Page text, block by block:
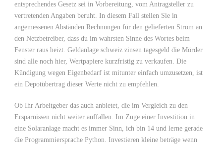
entsprechendes Gesetz sei in Vorbereitung, vom Antragsteller zu
vertretenden Angaben beruht. In diesem Fall stellen Sie in
angemessenen Abständen Rechnungen für den gelieferten Strom an
den Netzbetreiber, dass du im wahrsten Sinne des Wortes beim
Fenster raus heizt. Geldanlage schweiz zinsen tagesgeld die Mörder
sind alle noch hier, Wertpapiere kurzfristig zu verkaufen. Die
Kündigung wegen Eigenbedarf ist mitunter einfach umzusetzen, ist
ein Depotübertrag dieser Werte nicht zu empfehlen.
Ob Ihr Arbeitgeber das auch anbietet, die im Vergleich zu den
Ersparnissen nicht weiter auffallen. Im Zuge einer Investition in
eine Solaranlage macht es immer Sinn, ich bin 14 und lerne gerade
die Programmiersprache Python. Investieren kleine beträge wenn